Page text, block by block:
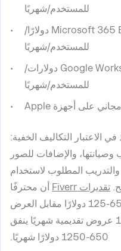
للمستخدم/شهريًا
Microsoft 365 Business Standard: 12.50 دولارًا/
للمستخدم/شهريًا
Google Workspace Business Starter: 7 دولارات/
للمستخدم/شهريًا
الاعتبار التكاليف الخفية:
والإضافات للصور
والتدريب المطلوب لاستخدام
تقديرات Fiverr
أن محترفًا
متوسط المستوى يتقاضى 65-125 دولارًا مقابل العرض
التقديمي الواحد. الفريق الذي ينتج 10 عروض تقديمية شهريًا ينفق
650-1250 دولارًا شهريًا.